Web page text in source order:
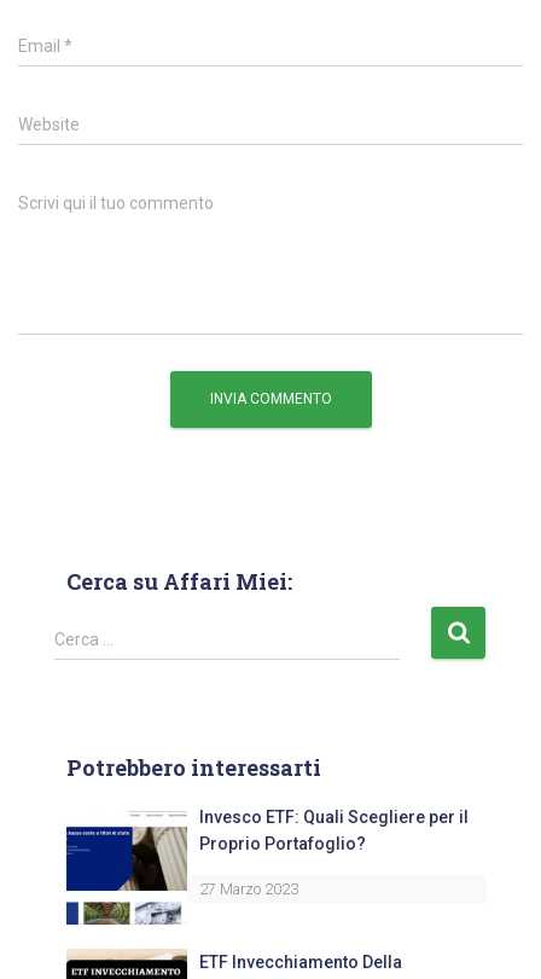
Email *
Website
Scrivi qui il tuo commento
Cerca su Affari Miei:
Cerca …
Potrebbero interessarti
Invesco ETF: Quali Scegliere per il
Proprio Portafoglio?
27 Marzo 2023
ETF Invecchiamento Della